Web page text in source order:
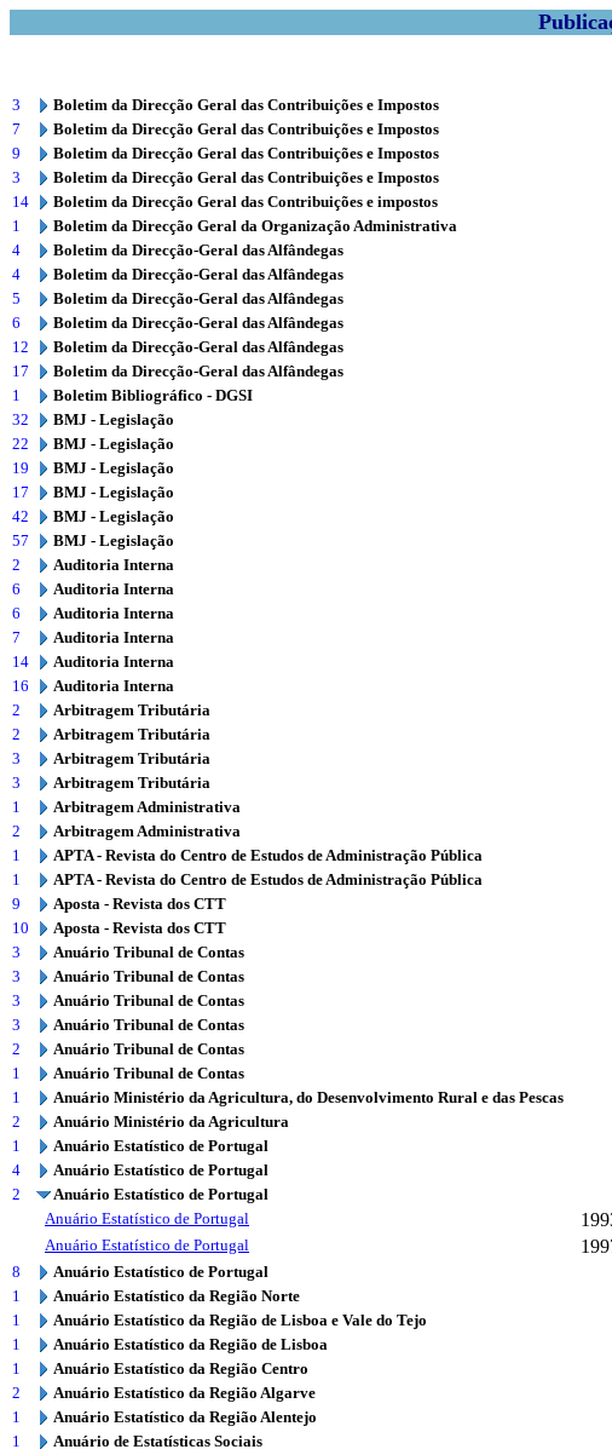
3
Boletim da Direcção Geral das Contribuições e Impostos
7
Boletim da Direcção Geral das Contribuições e Impostos
9
Boletim da Direcção Geral das Contribuições e Impostos
3
Boletim da Direcção Geral das Contribuições e Impostos
14
Boletim da Direcção Geral das Contribuições e impostos
1
Boletim da Direcção Geral da Organização Administrativa
4
Boletim da Direcção-Geral das Alfândegas
4
Boletim da Direcção-Geral das Alfândegas
5
Boletim da Direcção-Geral das Alfândegas
6
Boletim da Direcção-Geral das Alfândegas
12
Boletim da Direcção-Geral das Alfândegas
17
Boletim da Direcção-Geral das Alfândegas
1
Boletim Bibliográfico - DGSI
32
BMJ - Legislação
22
BMJ - Legislação
19
BMJ - Legislação
17
BMJ - Legislação
42
BMJ - Legislação
57
BMJ - Legislação
2
Auditoria Interna
6
Auditoria Interna
6
Auditoria Interna
7
Auditoria Interna
14
Auditoria Interna
16
Auditoria Interna
2
Arbitragem Tributária
2
Arbitragem Tributária
3
Arbitragem Tributária
3
Arbitragem Tributária
1
Arbitragem Administrativa
2
Arbitragem Administrativa
1
APTA - Revista do Centro de Estudos de Administração Pública
1
APTA - Revista do Centro de Estudos de Administração Pública
9
Aposta - Revista dos CTT
10
Aposta - Revista dos CTT
3
Anuário Tribunal de Contas
3
Anuário Tribunal de Contas
3
Anuário Tribunal de Contas
3
Anuário Tribunal de Contas
2
Anuário Tribunal de Contas
1
Anuário Tribunal de Contas
1
Anuário Ministério da Agricultura, do Desenvolvimento Rural e das Pescas
2
Anuário Ministério da Agricultura
1
Anuário Estatístico de Portugal
4
Anuário Estatístico de Portugal
2
Anuário Estatístico de Portugal
Anuário Estatístico de Portugal
Anuário Estatístico de Portugal
8
Anuário Estatístico de Portugal
1
Anuário Estatístico da Região Norte
1
Anuário Estatístico da Região de Lisboa e Vale do Tejo
1
Anuário Estatístico da Região de Lisboa
1
Anuário Estatístico da Região Centro
2
Anuário Estatístico da Região Algarve
1
Anuário Estatístico da Região Alentejo
1
Anuário de Estatísticas Sociais